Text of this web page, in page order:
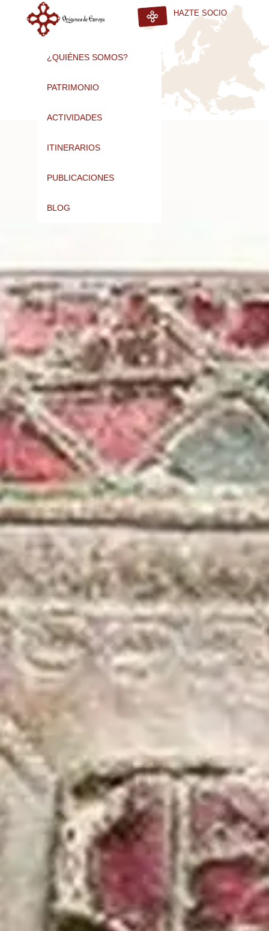
HAZTE SOCIO
¿QUIÉNES SOMOS?
PATRIMONIO
ACTIVIDADES
ITINERARIOS
PUBLICACIONES
BLOG